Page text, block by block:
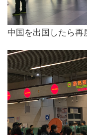
中国を出国したら再